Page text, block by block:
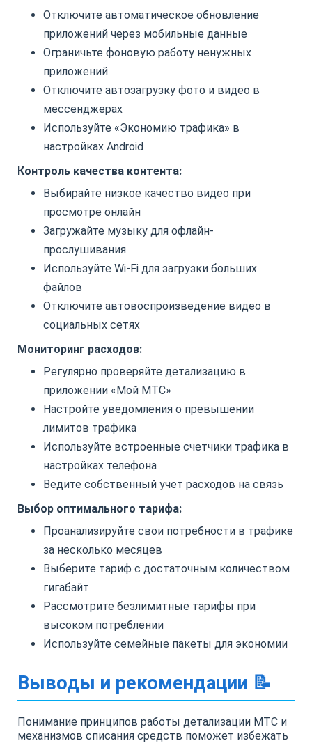
Отключите автоматическое обновление
приложений через мобильные данные
Ограничьте фоновую работу ненужных
приложений
Отключите автозагрузку фото и видео в
мессенджерах
Используйте «Экономию трафика» в
настройках Android
Контроль качества контента:
Выбирайте низкое качество видео при
просмотре онлайн
Загружайте музыку для офлайн-
прослушивания
Используйте Wi-Fi для загрузки больших
файлов
Отключите автовоспроизведение видео в
социальных сетях
Мониторинг расходов:
Регулярно проверяйте детализацию в
приложении «Мой МТС»
Настройте уведомления о превышении
лимитов трафика
Используйте встроенные счетчики трафика в
настройках телефона
Ведите собственный учет расходов на связь
Выбор оптимального тарифа:
Проанализируйте свои потребности в трафике
за несколько месяцев
Выберите тариф с достаточным количеством
гигабайт
Рассмотрите безлимитные тарифы при
высоком потреблении
Используйте семейные пакеты для экономии
Выводы и рекомендации 📝
Понимание принципов работы детализации МТС и
механизмов списания средств поможет избежать